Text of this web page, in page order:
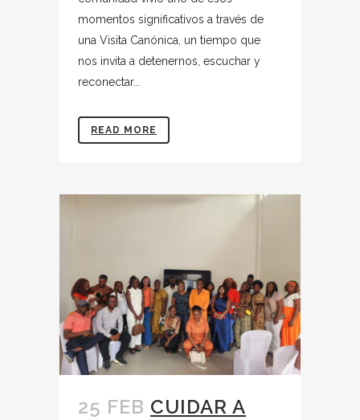
momentos significativos a través de
una Visita Canónica, un tiempo que
nos invita a detenernos, escuchar y
reconectar...
READ MORE
25 FEB CUIDAR A